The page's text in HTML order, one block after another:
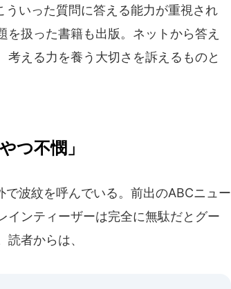
いった質問に答える能力が重視され
扱った書籍も出版。ネットから答え
える力を養う大切さを訴えるものと
つ不憫」
波紋を呼んでいる。前出のABCニュー
ンティーザーは完全に無駄だとグー
者からは、